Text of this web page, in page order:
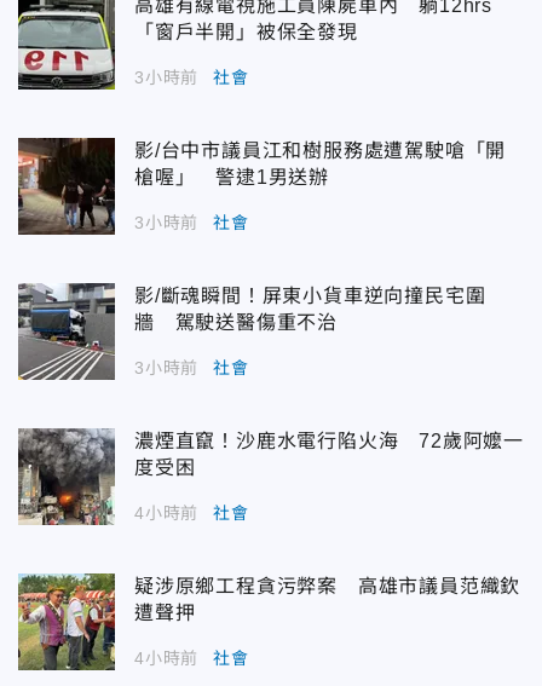
高雄有線電視施工員陳屍車內 躺12hrs
「窗戶半開」被保全發現
3小時前 社會
影/台中市議員江和樹服務處遭駕駛嗆「開
槍喔」 警逮1男送辦
3小時前 社會
影/斷魂瞬間！屏東小貨車逆向撞民宅圍
牆 駕駛送醫傷重不治
3小時前 社會
濃煙直竄！沙鹿水電行陷火海 72歲阿嬤一
度受困
4小時前 社會
疑涉原鄉工程貪污弊案 高雄市議員范織欽
遭聲押
4小時前 社會